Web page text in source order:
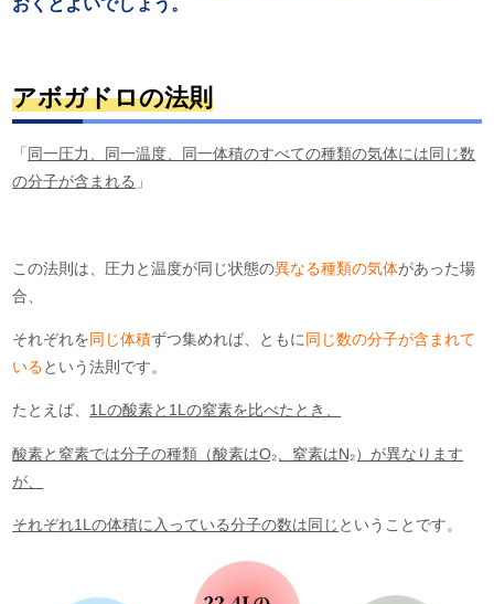
おくとよいでしょう。
アボガドロの法則
「 同一圧力、同一温度、同一体積のすべての種類の気体には同じ数
の分子が含まれる 」
この法則は、圧力と温度が同じ状態の異なる種類の気体があった場
合、
それぞれを同じ体積ずつ集めれば、ともに同じ数の分子が含まれて
いるという法則です。
たとえば、 1Lの酸素と1Lの窒素を比べたとき、
酸素と窒素では分子の種類（酸素はO₂、窒素はN₂）が異なります
が、
それぞれ1Lの体積に入っている分子の数は同じ ということです。